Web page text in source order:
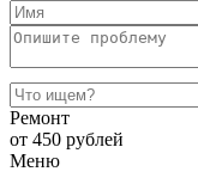
Ремонт
от 450 рублей
Меню